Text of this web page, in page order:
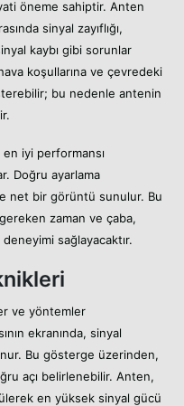
öneme sahiptir. Anten
sinyal zayıflığı,
kaybı gibi sorunlar
koşullarına ve çevredeki
bu nedenle antenin
en iyi performansı
Doğru ayarlama
net bir görüntü sunulur. Bu
zaman ve çaba,
sağlayacaktır.
ve yöntemler
ekranında, sinyal
Bu gösterge üzerinden,
açı belirlenebilir. Anten,
en yüksek sinyal gücü